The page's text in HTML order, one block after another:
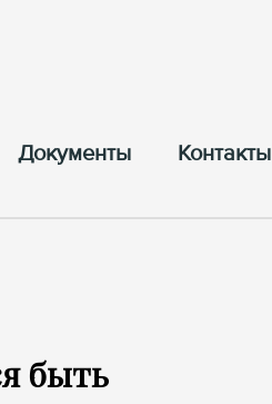
Документы Контакты
быть